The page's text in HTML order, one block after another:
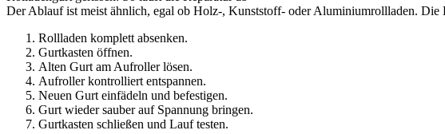
Der Ablauf ist meist ähnlich, egal ob Holz-, Kunststoff- oder Aluminiumrollladen. Die
Rollladen komplett absenken.
Gurtkasten öffnen.
Alten Gurt am Aufroller lösen.
Aufroller kontrolliert entspannen.
Neuen Gurt einfädeln und befestigen.
Gurt wieder sauber auf Spannung bringen.
Gurtkasten schließen und Lauf testen.